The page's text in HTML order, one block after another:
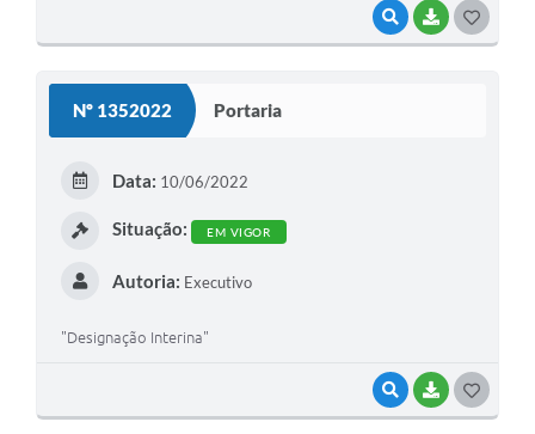
VISUALIZAR
BAIXAR
Nº 1352022 Portaria
VISUALIZAR
BAIXAR
Data: 10/06/2022
Situação: EM VIGOR
Autoria: Executivo
"Designação Interina"